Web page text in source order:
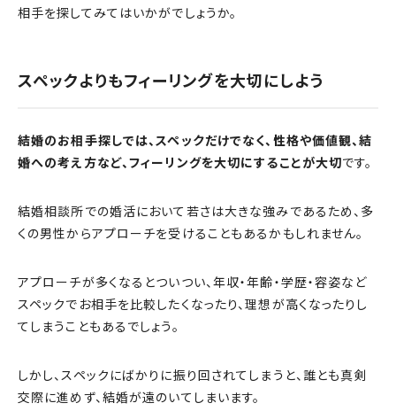
相手を探してみてはいかがでしょうか。
スペックよりもフィーリングを大切にしよう
結婚のお相手探しでは、スペックだけでなく、性格や価値観、結
婚への考え方など、フィーリングを大切にすることが大切です。
結婚相談所での婚活において若さは大きな強みであるため、多
くの男性からアプローチを受けることもあるかもしれません。
アプローチが多くなるとついつい、年収・年齢・学歴・容姿など
スペックでお相手を比較したくなったり、理想が高くなったりし
てしまうこともあるでしょう。
しかし、スペックにばかりに振り回されてしまうと、誰とも真剣
交際に進めず、結婚が遠のいてしまいます。